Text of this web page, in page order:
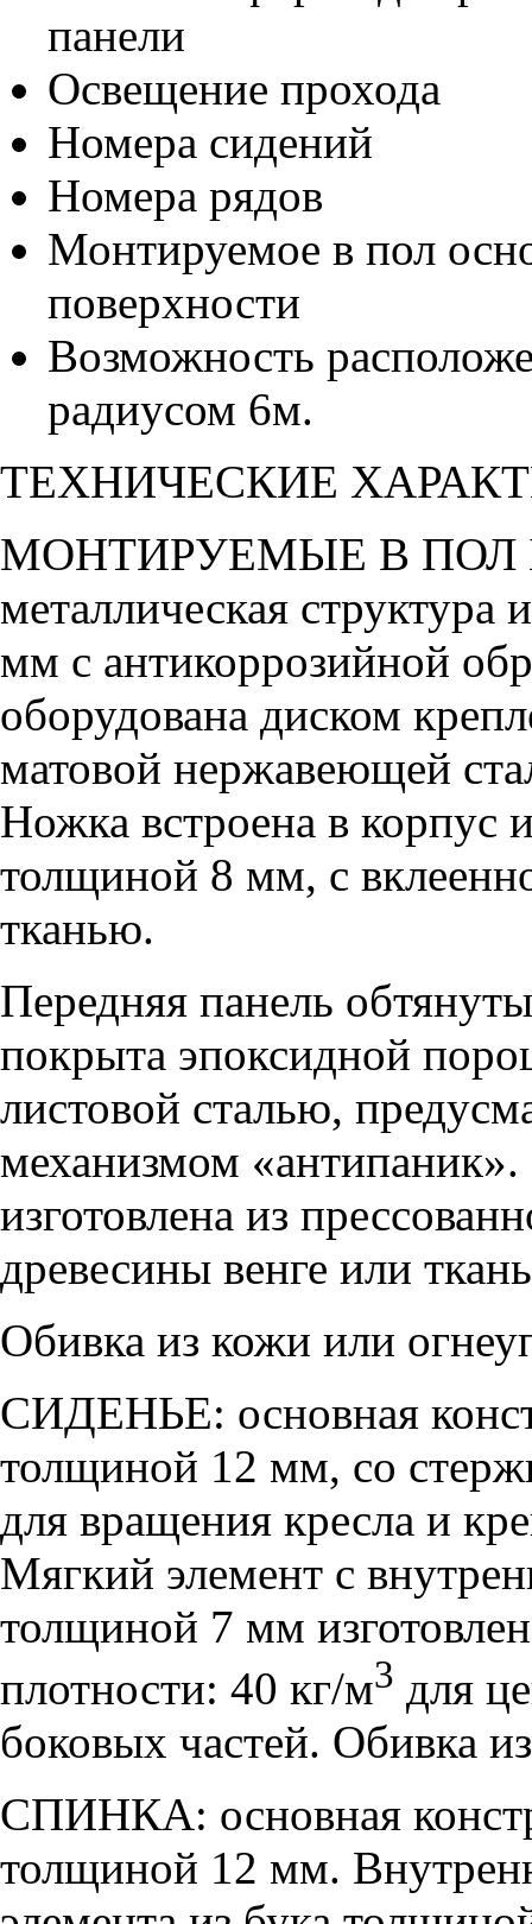
панели
Освещение прохода
Номера сидений
Номера рядов
Монтируемое в пол
поверхности
Возможность
радиусом 6м.
ТЕХНИЧЕСКИЕ
МОНТИРУЕМЫЕ В ПОЛ
металлическая структура
мм с антикоррозийной
оборудована диском
матовой нержавеющей
Ножка встроена в корпус
толщиной 8 мм, с
тканью.
Передняя панель
покрыта эпоксидной
листовой сталью,
механизмом
изготовлена из
древесины венге или
Обивка из кожи или
СИДЕНЬЕ: основная
толщиной 12 мм, со
для вращения кресла и
Мягкий элемент с
толщиной 7 мм
плотности: 40 кг/м3 для
боковых частей. Обивка
СПИНКА: основная
толщиной 12 мм.